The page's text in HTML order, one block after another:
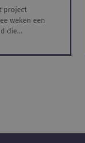
project
weken een
die...